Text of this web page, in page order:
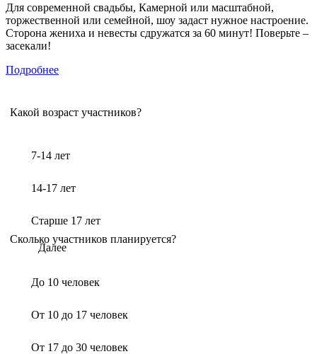
Для современной свадьбы, Камерной или масштабной,
торжественной или семейной, шоу задаст нужное настроение.
Сторона жениха и невесты сдружатся за 60 минут! Поверьте –
засекали!
Подробнее
Какой возраст участников?
7-14 лет
14-17 лет
Старше 17 лет
Далее
Сколько участников планируется?
До 10 человек
От 10 до 17 человек
От 17 до 30 человек